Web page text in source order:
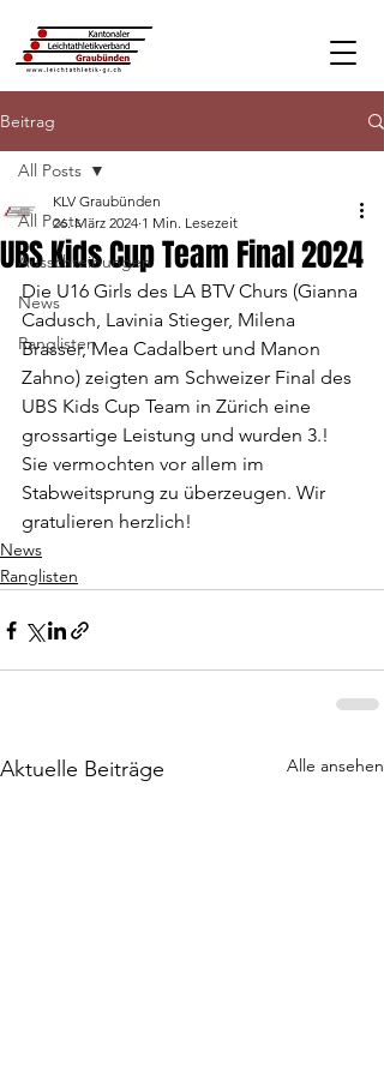
Beitrag
All Posts
Ausschreibungen
News
Ranglisten
All Posts
UBS Kids Cup Team Final 2024
KLV Graubünden
26. März 2024 1 Min. Lesezeit
Die U16 Girls des LA BTV Churs (Gianna
Cadusch, Lavinia Stieger, Milena
Brasser, Mea Cadalbert und Manon
Zahno) zeigten am Schweizer Final des
UBS Kids Cup Team in Zürich eine
grossartige Leistung und wurden 3.!
Sie vermochten vor allem im
Stabweitsprung zu überzeugen. Wir
gratulieren herzlich!
News
Ranglisten
Aktuelle Beiträge Alle ansehen